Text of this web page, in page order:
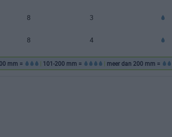
8 3
8 4
mm = | 101-200 mm = | meer dan 200 mm =